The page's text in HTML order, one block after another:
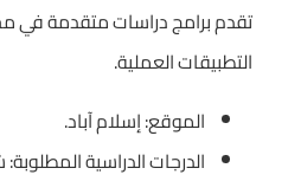
تقدم برامج دراسات متقدمة في
التطبيقات العملية.
الموقع: إسلام آباد.
الدرجات الدراسية